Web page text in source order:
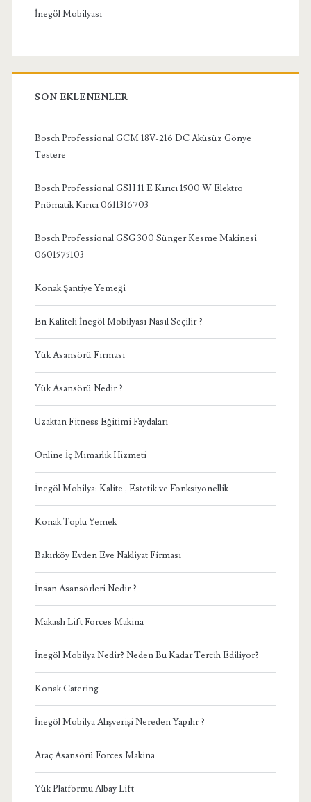
İnegöl Mobilyası
SON EKLENENLER
Bosch Professional GCM 18V-216 DC Aküsüz Gönye
Testere
Bosch Professional GSH 11 E Kırıcı 1500 W Elektro
Pnömatik Kırıcı 0611316703
Bosch Professional GSG 300 Sünger Kesme Makinesi
0601575103
Konak Şantiye Yemeği
En Kaliteli İnegöl Mobilyası Nasıl Seçilir ?
Yük Asansörü Firması
Yük Asansörü Nedir ?
Uzaktan Fitness Eğitimi Faydaları
Online İç Mimarlık Hizmeti
İnegöl Mobilya: Kalite , Estetik ve Fonksiyonellik
Konak Toplu Yemek
Bakırköy Evden Eve Nakliyat Firması
İnsan Asansörleri Nedir ?
Makaslı Lift Forces Makina
İnegöl Mobilya Nedir? Neden Bu Kadar Tercih Ediliyor?
Konak Catering
İnegöl Mobilya Alışverişi Nereden Yapılır ?
Araç Asansörü Forces Makina
Yük Platformu Albay Lift